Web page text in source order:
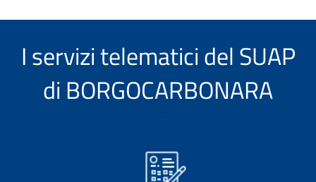
I servizi telematici del SUAP
di BORGOCARBONARA